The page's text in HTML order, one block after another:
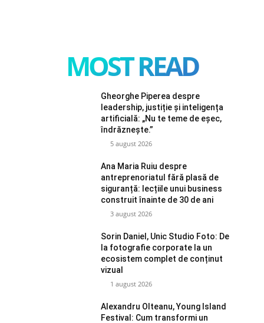
MOST READ
Gheorghe Piperea despre
leadership, justiție și inteligența
artificială: „Nu te teme de eșec,
îndrăznește.”
5 august 2026
Ana Maria Ruiu despre
antreprenoriatul fără plasă de
siguranță: lecțiile unui business
construit înainte de 30 de ani
3 august 2026
Sorin Daniel, Unic Studio Foto: De
la fotografie corporate la un
ecosistem complet de conținut
vizual
1 august 2026
Alexandru Olteanu, Young Island
Festival: Cum transformi un